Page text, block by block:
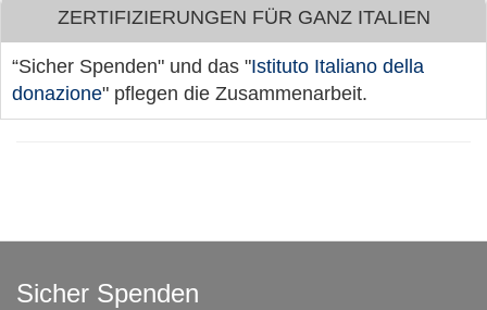
ZERTIFIZIERUNGEN FÜR GANZ ITALIEN
“Sicher Spenden" und das "Istituto Italiano della
donazione" pflegen die Zusammenarbeit.
Sicher Spenden